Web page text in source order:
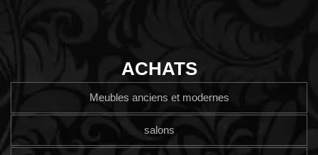
ACHATS
Meubles anciens et modernes
salons